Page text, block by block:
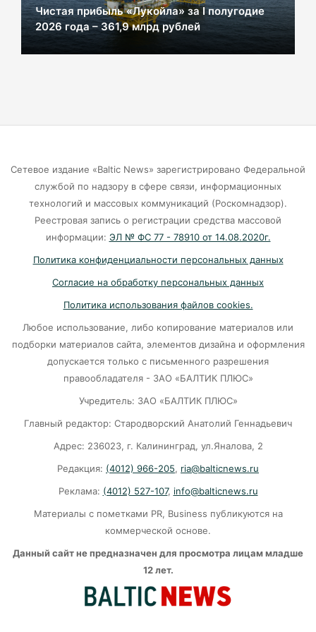
В Калининграде на Галицкого повторно
засыпают провал в новой дороге
04-08-2026
100 тысяч ущерба и два уголовных дела. В
Калининграде обезврежен “гастролёр” из
04-08-2026
Первый «День крабовой палочки» прогремел
Выборы‑2026:В Калининграде 8 партий
рвутся в Заксобрание
04-08-2026
Балтийская коса «тонет» после дождей. Речь
З/П 40 000 рублей в Калининграде: легенда
Рекордные выплаты в Калининграде. Кто и
субсидированных авиабилетов в разгар
сезона
Сетевое издание «Baltic News» зарегистрировано Федеральной
службой по надзору в сфере связи, информационных
технологий и массовых коммуникаций (Роскомнадзор).
Реестровая запись о регистрации средства массовой
информации: ЭЛ № ФС 77 - 78910 от 14.08.2020г.
Политика конфиденциальности персональных данных
Согласие на обработку персональных данных
Политика использования файлов cookies.
Любое использование, либо копирование материалов или
подборки материалов сайта, элементов дизайна и оформления
допускается только с письменного разрешения
правообладателя - ЗАО «БАЛТИК ПЛЮС»
Учредитель: ЗАО «БАЛТИК ПЛЮС»
Главный редактор: Стародворский Анатолий Геннадьевич
Адрес: 236023, г. Калининград, ул.Яналова, 2
Редакция: (4012) 966-205, ria@balticnews.ru
Реклама: (4012) 527-107, info@balticnews.ru
Материалы с пометками PR, Business публикуются на
коммерческой основе.
Данный сайт не предназначен для просмотра лицам младше
12 лет.